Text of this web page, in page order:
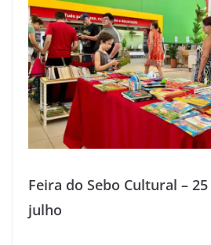
Feira do Sebo Cultural –
julho